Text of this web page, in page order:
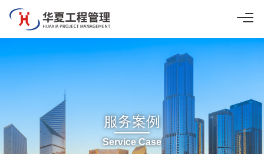
服务案例
Service Case